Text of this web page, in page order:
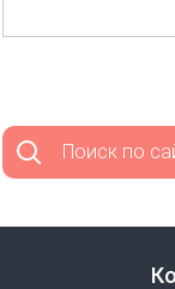
Поиск по